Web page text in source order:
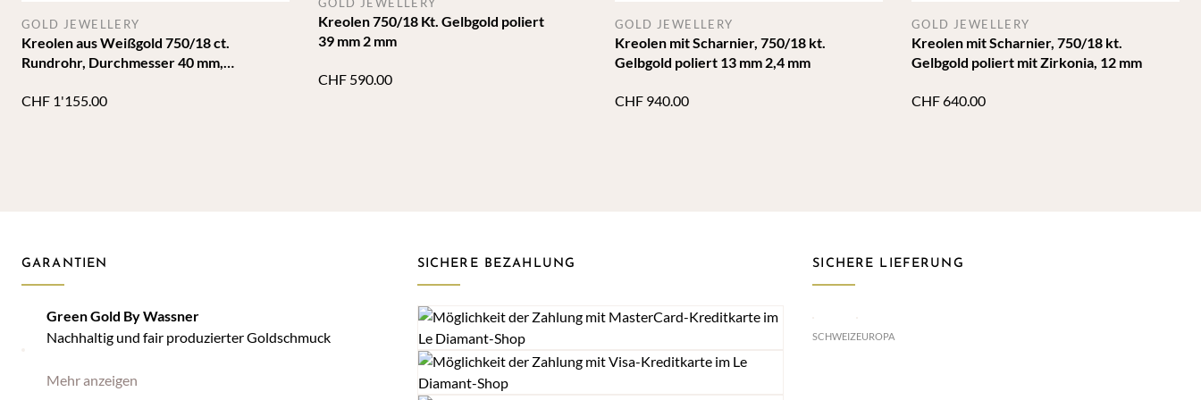
Kreolen aus Weißgold 750/18 ct.
Rundrohr, Durchmesser 40 mm,
GOLD JEWELLERY
CHF 1'155.00
Kreolen 750/18 Kt. Gelbgold poliert
39 mm 2 mm
CHF 590.00
Kreolen mit Scharnier, 750/18 kt.
Gelbgold poliert 13 mm 2,4 mm
GOLD JEWELLERY
CHF 940.00
Kreolen mit Scharnier, 750/18 kt.
Gelbgold poliert mit Zirkonia, 12 mm
GOLD JEWELLERY
CHF640.00
GARANTIEN
Green Gold By Wassner
Nachhaltig und fair produzierter Goldschmuck
Mehr anzeigen
SICHERE BEZAHLUNG SICHERE LIEFERUNG
SCHWEIZEUROPA